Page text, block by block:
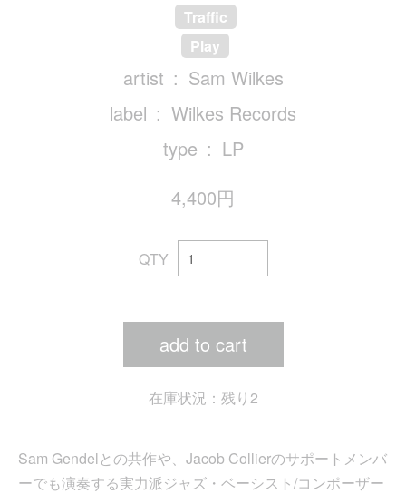
Traffic
Play
artist
Sam Wilkes
label
Wilkes Records
type
LP
4,400円
QTY
add to cart
在庫状況：残り2
Sam Gendelとの共作や、Jacob Collierのサポートメンバ
ーでも演奏する実力派ジャズ・ベーシスト/コンポーザー